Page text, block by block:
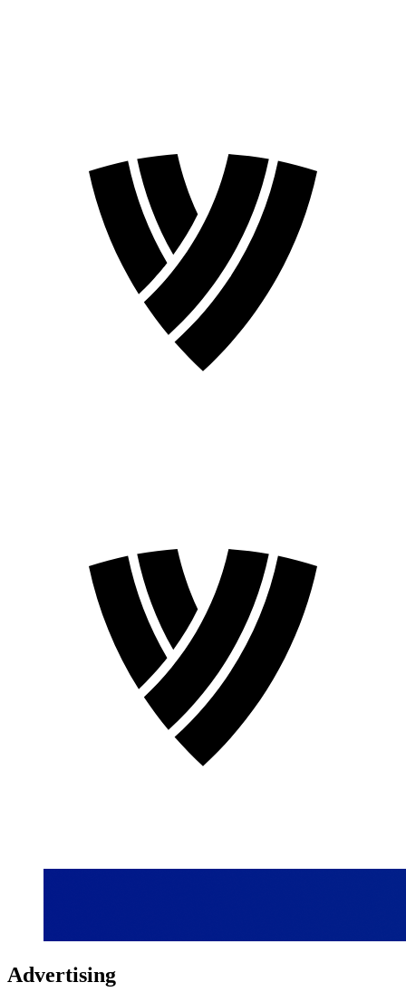
Advertising